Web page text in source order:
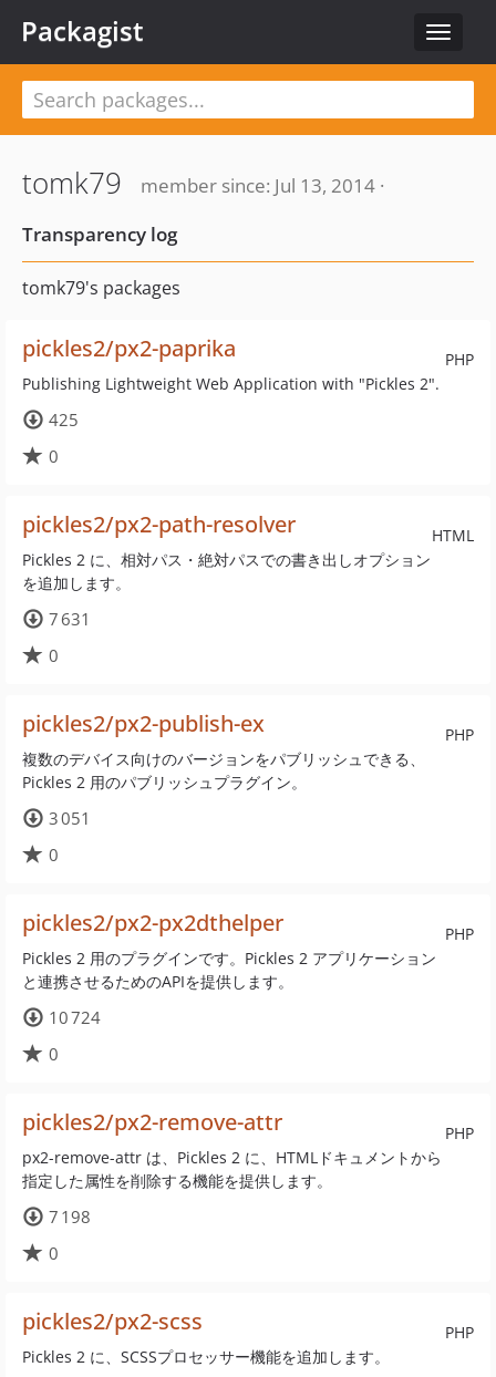
Toggle
Packagist
tomk79
member since: Jul 13, 2014 ·
Transparency log
tomk79's packages
PHP
pickles2/px2-paprika
Publishing Lightweight Web Application with "Pickles 2".
425
0
HTML
pickles2/px2-path-resolver
Pickles 2 に、相対パス・絶対パスでの書き出しオプション
を追加します。
7 631
0
PHP
pickles2/px2-publish-ex
複数のデバイス向けのバージョンをパブリッシュできる、
Pickles 2 用のパブリッシュプラグイン。
3 051
0
PHP
pickles2/px2-px2dthelper
Pickles 2 用のプラグインです。Pickles 2 アプリケーション
と連携させるためのAPIを提供します。
10 724
0
PHP
pickles2/px2-remove-attr
px2-remove-attr は、Pickles 2 に、HTMLドキュメントから
指定した属性を削除する機能を提供します。
7 198
0
PHP
pickles2/px2-scss
Pickles 2 に、SCSSプロセッサー機能を追加します。